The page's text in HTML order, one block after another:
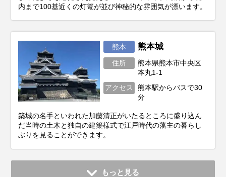
内まで100基近くの灯篭が並び神秘的な雰囲気が漂います。
熊本 熊本城
住所
熊本県熊本市中央区
本丸1-1
アクセス
熊本駅からバスで30
分
築城の名手といわれた加藤清正がいたるところに盛り込ん
だ当時の土木と独自の建築様式で江戸時代の藩主の暮らし
ぶりを見ることができます。
もっと見る